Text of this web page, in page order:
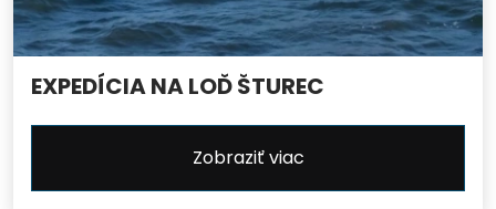
EXPEDÍCIA NA LOĎ ŠTUREC
Zobraziť viac